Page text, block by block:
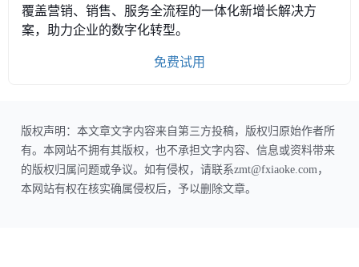
覆盖营销、销售、服务全流程的一体化新增长解决方
案，助力企业的数字化转型。
免费试用
版权声明：本文章文字内容来自第三方投稿，版权归原始作者所
有。本网站不拥有其版权，也不承担文字内容、信息或资料带来
的版权归属问题或争议。如有侵权，请联系zmt@fxiaoke.com，
本网站有权在核实确属侵权后，予以删除文章。